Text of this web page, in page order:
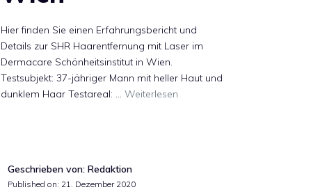
Hier finden Sie einen Erfahrungsbericht und
Details zur SHR Haarentfernung mit Laser im
Dermacare Schönheitsinstitut in Wien.
Testsubjekt: 37-jähriger Mann mit heller Haut und
dunklem Haar Testareal: …Weiterlesen
Geschrieben von: Redaktion
Published on: 21. Dezember 2020